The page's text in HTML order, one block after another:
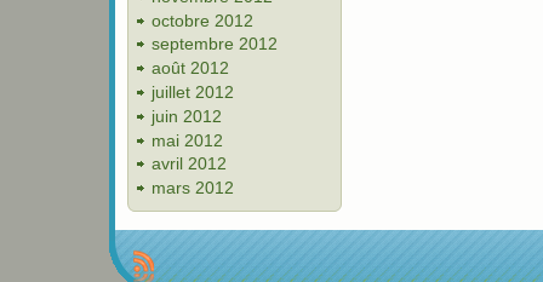
octobre 2012
septembre 2012
août 2012
juillet 2012
juin 2012
mai 2012
avril 2012
mars 2012